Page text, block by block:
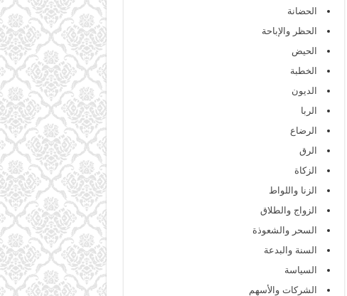
الحضانة
الحظر والإباحة
الحيض
الخطبة
الديون
الربا
الرضاع
الرق
الزكاة
الزنا واللواط
الزواج والطلاق
السحر والشعوذة
السنة والبدعة
السياسة
الشركات والأسهم